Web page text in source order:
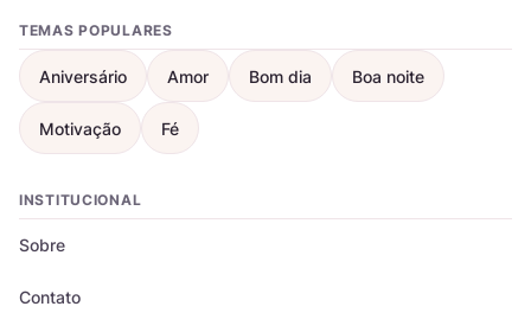
TEMAS POPULARES
Aniversário Amor Bom dia Boa noite
Motivação Fé
INSTITUCIONAL
Sobre
Contato